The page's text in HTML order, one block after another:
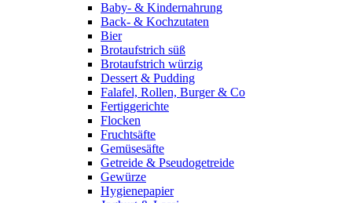
Baby- & Kindernahrung
Back- & Kochzutaten
Bier
Brotaufstrich süß
Brotaufstrich würzig
Dessert & Pudding
Falafel, Rollen, Burger & Co
Fertiggerichte
Flocken
Fruchtsäfte
Gemüsesäfte
Getreide & Pseudogetreide
Gewürze
Hygienepapier